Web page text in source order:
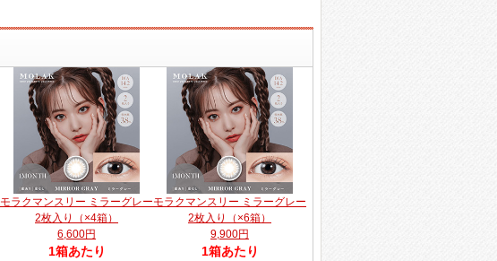
モラクマンスリー ミラーグレー
2枚入り（×4箱）
6,600円
1箱あたり
モラクマンスリー ミラーグレー
2枚入り（×6箱）
9,900円
1箱あたり